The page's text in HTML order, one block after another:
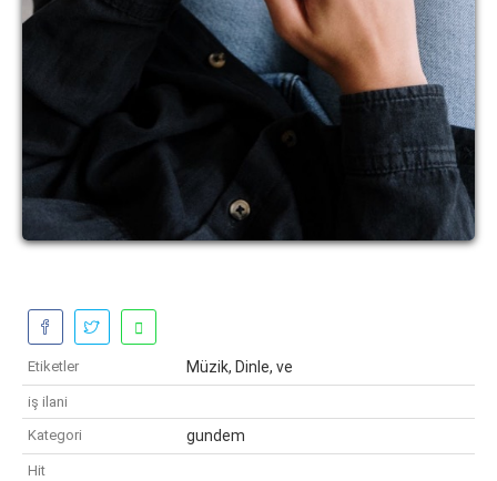
Etiketler Müzik, Dinle, ve
iş ilani
Kategori
gundem
Hit